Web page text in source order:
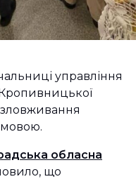
управління
Кропивницької
обласна
що